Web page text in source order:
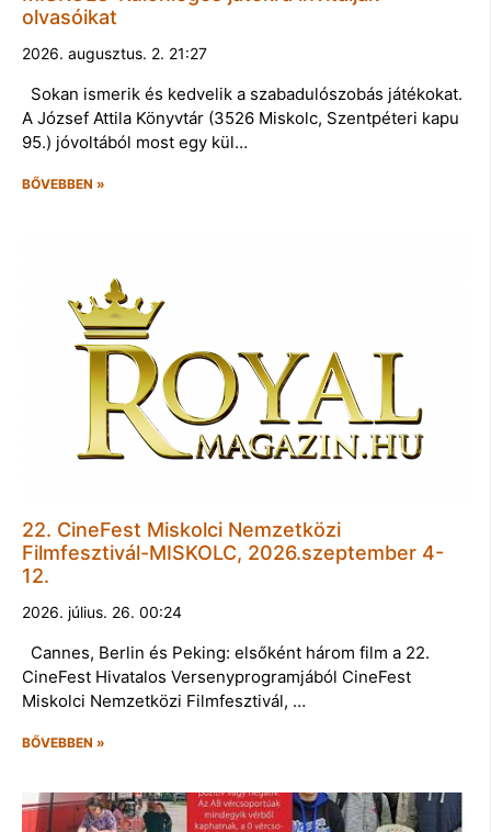
olvasóikat
2026. augusztus. 2. 21:27
Sokan ismerik és kedvelik a szabadulószobás játékokat.
A József Attila Könyvtár (3526 Miskolc, Szentpéteri kapu
95.) jóvoltából most egy kül…
BŐVEBBEN »
22. CineFest Miskolci Nemzetközi
Filmfesztivál-MISKOLC, 2026.szeptember 4-
12.
2026. július. 26. 00:24
Cannes, Berlin és Peking: elsőként három film a 22.
CineFest Hivatalos Versenyprogramjából CineFest
Miskolci Nemzetközi Filmfesztivál, …
BŐVEBBEN »